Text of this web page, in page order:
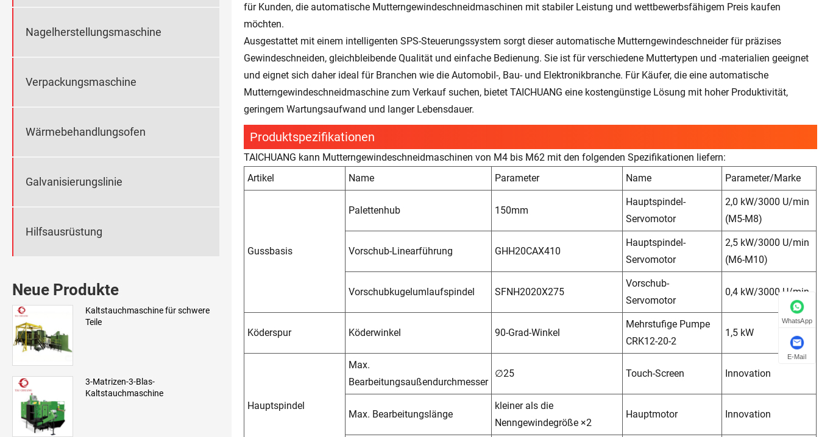
Nagelherstellungsmaschine
Verpackungsmaschine
Wärmebehandlungsofen
Galvanisierungslinie
Hilfsausrüstung
Neue Produkte
Kaltstauchmaschine für schwere
Teile
3-Matrizen-3-Blas-
Kaltstauchmaschine
für Kunden, die automatische Mutterngewindeschneidmaschinen mit stabiler Leistung und wettbewerbsfähigem Preis kaufen
möchten.
Ausgestattet mit einem intelligenten SPS-Steuerungssystem sorgt dieser automatische Mutterngewindeschneider für präzises
Gewindeschneiden, gleichbleibende Qualität und einfache Bedienung. Sie ist für verschiedene Muttertypen und -materialien geeignet
und eignet sich daher ideal für Branchen wie die Automobil-, Bau- und Elektronikbranche. Für Käufer, die eine automatische
Mutterngewindeschneidmaschine zum Verkauf suchen, bietet TAICHUANG eine kostengünstige Lösung mit hoher Produktivität,
geringem Wartungsaufwand und langer Lebensdauer.
Produktspezifikationen
TAICHUANG kann Mutterngewindeschneidmaschinen von M4 bis M62 mit den folgenden Spezifikationen liefern:
Artikel
Name Parameter Name Parameter/Marke
Gussbasis
Palettenhub 150mm
Hauptspindel-
Servomotor
2,0 kW/3000 U/min
(M5-M8)
Vorschub-Linearführung GHH20CAX410
Hauptspindel-
Servomotor
2,5 kW/3000 U/min
(M6-M10)
Vorschubkugelumlaufspindel SFNH2020X275
Vorschub-
Servomotor
0,4 kW/3000 U/min
Köderspur Köderwinkel 90-Grad-Winkel
Mehrstufige Pumpe
CRK12-20-2
1,5 kW
Hauptspindel
Max.
Bearbeitungsaußendurchmesser
∅25 Touch-Screen Innovation
Max. Bearbeitungslänge
kleiner als die
Nenngewindegröße ×2
Hauptmotor Innovation
WhatsApp
E-Mail